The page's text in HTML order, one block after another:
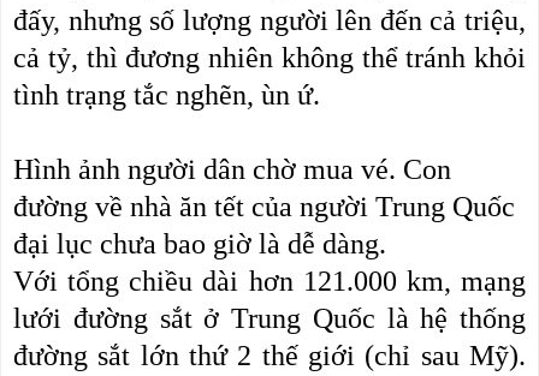
đấy, nhưng số lượng người lên đến cả triệu,
cả tỷ, thì đương nhiên không thể tránh khỏi
tình trạng tắc nghẽn, ùn ứ.
Hình ảnh người dân chờ mua vé. Con
đường về nhà ăn tết của người Trung Quốc
đại lục chưa bao giờ là dễ dàng.
Với tổng chiều dài hơn 121.000 km, mạng
lưới đường sắt ở Trung Quốc là hệ thống
đường sắt lớn thứ 2 thế giới (chỉ sau Mỹ).